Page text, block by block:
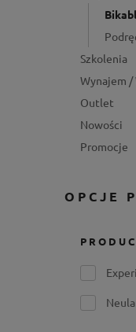
Szkolenia
Wynajem /
Outlet
Nowości
Promocje
OPCJE